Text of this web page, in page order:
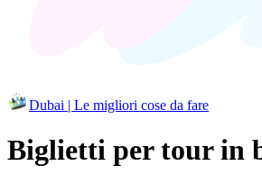
Dubai | Le migliori cose da fare
Biglietti per tour in